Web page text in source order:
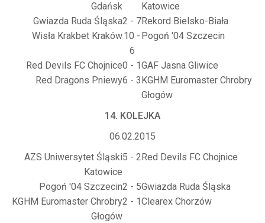
Gdańsk
Katowice
Gwiazda Ruda Śląska2 - 7Rekord Bielsko-Biała
Wisła Krakbet Kraków10 -
6
Pogoń '04 Szczecin
Red Devils FC Chojnice0 - 1GAF Jasna Gliwice
Red Dragons Pniewy6 - 3KGHM Euromaster Chrobry
Głogów
14. KOLEJKA
06.02.2015
AZS Uniwersytet Śląski
Katowice
5 - 2Red Devils FC Chojnice
Pogoń '04 Szczecin2 - 5Gwiazda Ruda Śląska
KGHM Euromaster Chrobry
Głogów
2 - 1Clearex Chorzów